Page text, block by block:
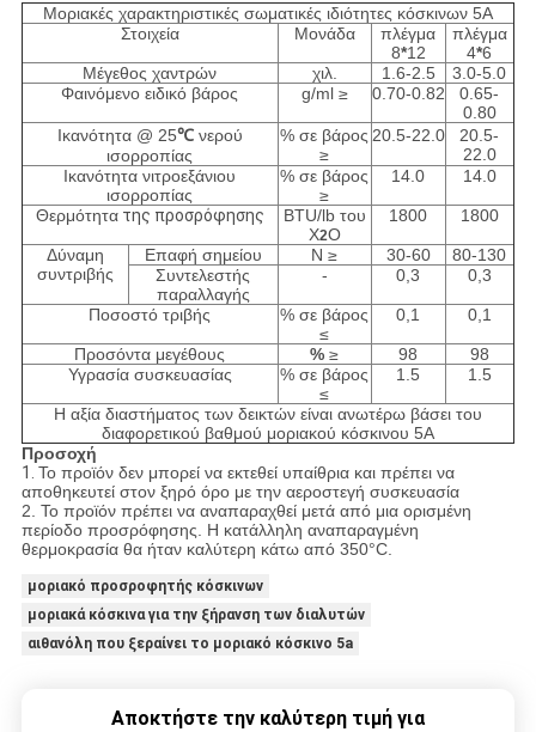
Μοριακές χαρακτηριστικές σωματικές ιδιότητες κόσκινων 5A
Στοιχεία
Μονάδα
πλέγμα
8*12
πλέγμα
4*6
Μέγεθος χαντρών
χιλ. 1.6-2.5
3.0-5.0
Φαινόμενο ειδικό βάρος
g/ml ≥ 0.70-0.82
0.65-
0.80
Ικανότητα @ 25℃νερού
ισορροπίας
% σε βάρος
≥
20.5-22.0
20.5-
22.0
Ικανότητα νιτροεξάνιου
ισορροπίας
% σε βάρος
≥
14.0 14.0
Θερμότητατης προσρόφησης
BTU/lb του
Χ2Ο
1800 1800
Δύναμη
συντριβής
Επαφή σημείου Ν ≥ 30-60
80-130
Συντελεστής
παραλλαγής
- 0,3 0,3
Ποσοστό τριβής
% σε βάρος
≤
0,1 0,1
Προσόντα μεγέθους % ≥ 98
98
Υγρασία συσκευασίας
% σε βάρος
≤
1.5 1.5
Η αξία διαστήματος των δεικτών είναι ανωτέρω βάσει του
διαφορετικού βαθμού μοριακού κόσκινου 5A
Προσοχή
1. Το προϊόν δεν μπορεί να εκτεθεί υπαίθρια και πρέπει να
αποθηκευτεί στον ξηρό όρο με την αεροστεγή συσκευασία
2. Το προϊόν πρέπει να αναπαραχθεί μετά από μια ορισμένη
περίοδο προσρόφησης. Η κατάλληλη αναπαραγμένη
θερμοκρασία θα ήταν καλύτερη κάτω από 350°C.
μοριακό προσροφητής κόσκινων
μοριακά κόσκινα για την ξήρανση των διαλυτών
αιθανόλη που ξεραίνει το μοριακό κόσκινο 5a
Αποκτήστε την καλύτερη τιμή για